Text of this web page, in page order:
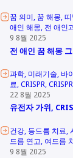
꿈 의미 꿈 해몽
애인 해몽 전 애인
9 8월 2025
전 애인 꿈 해몽
과학 미래기술 바
료 CRISPR
22 8월 2025
유전자 가위,
건강 등드름 치료
드름 연고 여드름
9 8월 2025